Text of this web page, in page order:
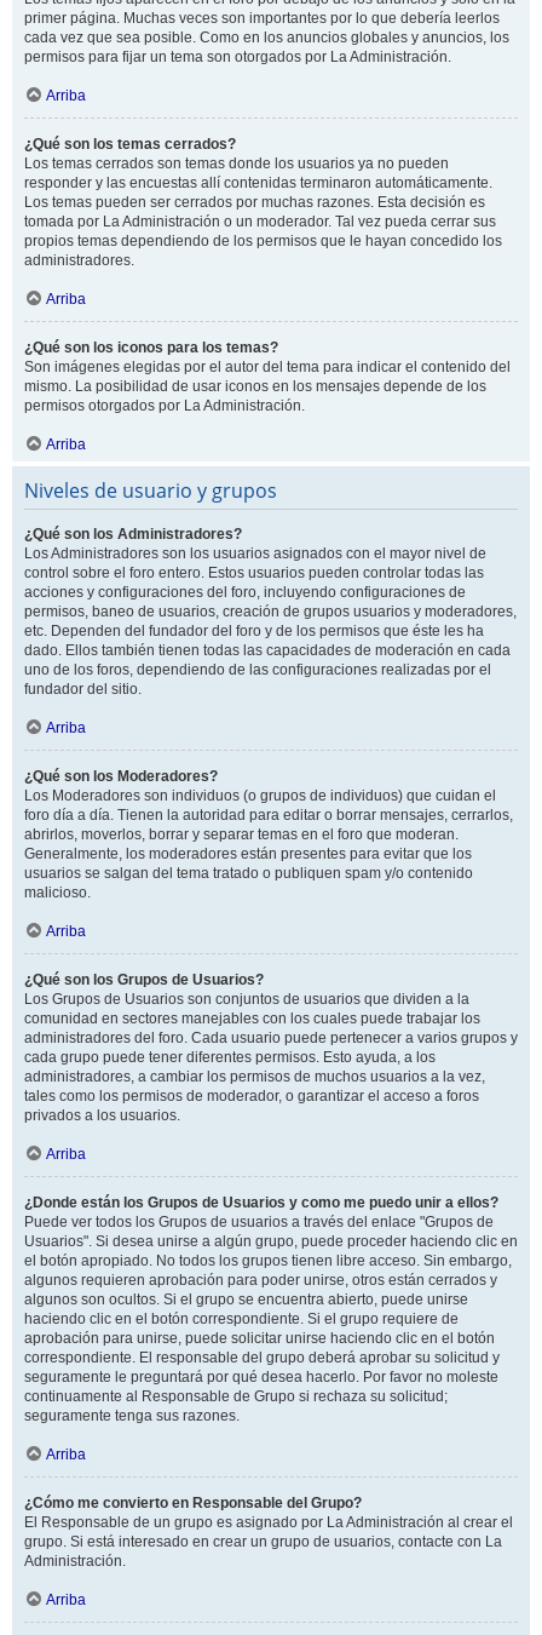
primer página. Muchas veces son importantes por lo que debería leerlos
cada vez que sea posible. Como en los anuncios globales y anuncios, los
permisos para fijar un tema son otorgados por La Administración.
Arriba
¿Qué son los temas cerrados?
Los temas cerrados son temas donde los usuarios ya no pueden
responder y las encuestas allí contenidas terminaron automáticamente.
Los temas pueden ser cerrados por muchas razones. Esta decisión es
tomada por La Administración o un moderador. Tal vez pueda cerrar sus
propios temas dependiendo de los permisos que le hayan concedido los
administradores.
Arriba
¿Qué son los iconos para los temas?
Son imágenes elegidas por el autor del tema para indicar el contenido del
mismo. La posibilidad de usar iconos en los mensajes depende de los
permisos otorgados por La Administración.
Arriba
Niveles de usuario y grupos
¿Qué son los Administradores?
Los Administradores son los usuarios asignados con el mayor nivel de
control sobre el foro entero. Estos usuarios pueden controlar todas las
acciones y configuraciones del foro, incluyendo configuraciones de
permisos, baneo de usuarios, creación de grupos usuarios y moderadores,
etc. Dependen del fundador del foro y de los permisos que éste les ha
dado. Ellos también tienen todas las capacidades de moderación en cada
uno de los foros, dependiendo de las configuraciones realizadas por el
fundador del sitio.
Arriba
¿Qué son los Moderadores?
Los Moderadores son individuos (o grupos de individuos) que cuidan el
foro día a día. Tienen la autoridad para editar o borrar mensajes, cerrarlos,
abrirlos, moverlos, borrar y separar temas en el foro que moderan.
Generalmente, los moderadores están presentes para evitar que los
usuarios se salgan del tema tratado o publiquen spam y/o contenido
malicioso.
Arriba
¿Qué son los Grupos de Usuarios?
Los Grupos de Usuarios son conjuntos de usuarios que dividen a la
comunidad en sectores manejables con los cuales puede trabajar los
administradores del foro. Cada usuario puede pertenecer a varios grupos y
cada grupo puede tener diferentes permisos. Esto ayuda, a los
administradores, a cambiar los permisos de muchos usuarios a la vez,
tales como los permisos de moderador, o garantizar el acceso a foros
privados a los usuarios.
Arriba
¿Donde están los Grupos de Usuarios y como me puedo unir a ellos?
Puede ver todos los Grupos de usuarios a través del enlace "Grupos de
Usuarios". Si desea unirse a algún grupo, puede proceder haciendo clic en
el botón apropiado. No todos los grupos tienen libre acceso. Sin embargo,
algunos requieren aprobación para poder unirse, otros están cerrados y
algunos son ocultos. Si el grupo se encuentra abierto, puede unirse
haciendo clic en el botón correspondiente. Si el grupo requiere de
aprobación para unirse, puede solicitar unirse haciendo clic en el botón
correspondiente. El responsable del grupo deberá aprobar su solicitud y
seguramente le preguntará por qué desea hacerlo. Por favor no moleste
continuamente al Responsable de Grupo si rechaza su solicitud;
seguramente tenga sus razones.
Arriba
¿Cómo me convierto en Responsable del Grupo?
El Responsable de un grupo es asignado por La Administración al crear el
grupo. Si está interesado en crear un grupo de usuarios, contacte con La
Administración.
Arriba